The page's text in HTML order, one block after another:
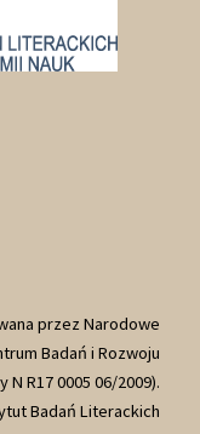
przez Narodowe
Badań i Rozwoju
R17 0005 06/2009).
Badań Literackich